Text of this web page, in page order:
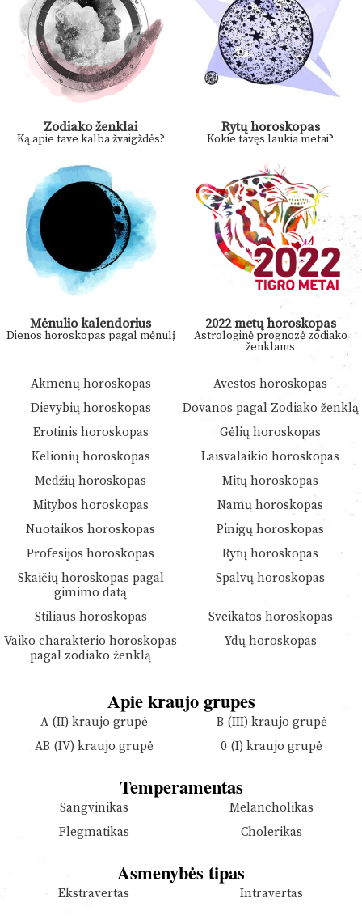
Zodiako ženklai
Ką apie tave kalba žvaigždės?
Rytų horoskopas
Kokie tavęs laukia metai?
Mėnulio kalendorius
Dienos horoskopas pagal mėnulį
2022 metų horoskopas
Astrologinė prognozė zodiako
ženklams
Akmenų horoskopas
Avestos horoskopas
Dievybių horoskopas
Dovanos pagal Zodiako ženklą
Erotinis horoskopas
Gėlių horoskopas
Kelionių horoskopas
Laisvalaikio horoskopas
Medžių horoskopas
Mitų horoskopas
Mitybos horoskopas
Namų horoskopas
Nuotaikos horoskopas
Pinigų horoskopas
Profesijos horoskopas
Rytų horoskopas
Skaičių horoskopas pagal
gimimo datą
Spalvų horoskopas
Stiliaus horoskopas
Sveikatos horoskopas
Vaiko charakterio horoskopas
pagal zodiako ženklą
Ydų horoskopas
Apie kraujo grupes
A (II) kraujo grupė
B (III) kraujo grupė
AB (IV) kraujo grupė
0 (I) kraujo grupė
Temperamentas
Sangvinikas
Melancholikas
Flegmatikas
Cholerikas
Asmenybės tipas
Ekstravertas Intravertas